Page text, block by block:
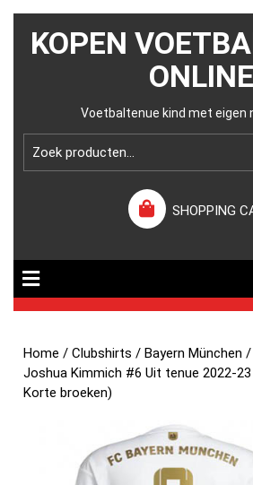
KOPEN
ONLINE
Voetbaltenue kind met eigen
SHOPPING
Home /Clubshirts /Bayern München /
Joshua Kimmich #6 Uit tenue 2022-
Korte broeken)